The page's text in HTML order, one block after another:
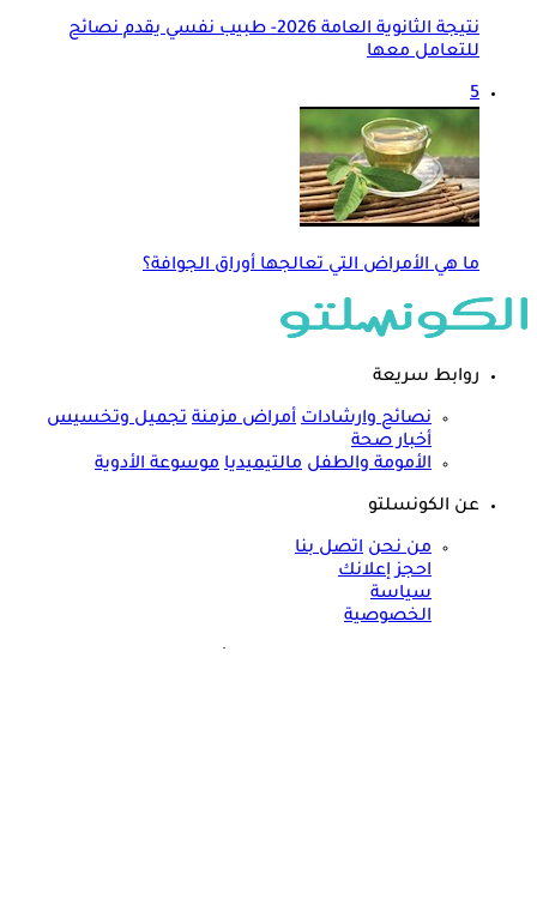
نتيجة الثانوية العامة 2026- طبيب نفسي يقدم نصائح
للتعامل معها
5
ما هي الأمراض التي تعالجها أوراق الجوافة؟
روابط سريعة
نصائح وارشادات أمراض مزمنة تجميل وتخسيس
أخبار صحة
الأمومة والطفل مالتيميديا موسوعة الأدوية
عن الكونسلتو
من نحن اتصل بنا
احجز إعلانك
سياسة
الخصوصية